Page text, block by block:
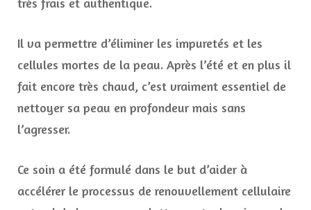
Il va permettre d’éliminer les impuretés et les
cellules mortes de la peau. Après l’été et en plus il
fait encore très chaud, c’est vraiment essentiel de
nettoyer sa peau en profondeur mais sans
l’agresser.
Ce soin a été formulé dans le but d’aider à
accélérer le processus de renouvellement cellulaire